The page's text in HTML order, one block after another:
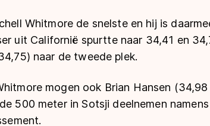
Whitmore de snelste en hij is
uit Californië spurtte naar 34,41 en
naar de tweede plek.
mogen ook Brian Hansen
500 meter in Sotsji deelnemen